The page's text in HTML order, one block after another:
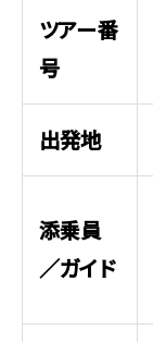
ツアー番
号
出発地
添乗員
／ガイド